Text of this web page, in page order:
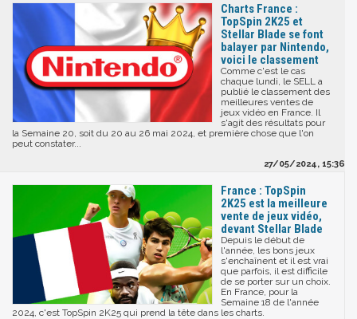
Charts France :
TopSpin 2K25 et
Stellar Blade se font
balayer par Nintendo,
voici le classement
Comme c'est le cas
chaque lundi, le SELL a
publié le classement des
meilleures ventes de
jeux vidéo en France. Il
s'agit des résultats pour
la Semaine 20, soit du 20 au 26 mai 2024, et première chose que l'on
peut constater...
27/05/2024, 15:36
France : TopSpin
2K25 est la meilleure
vente de jeux vidéo,
devant Stellar Blade
Depuis le début de
l'année, les bons jeux
s'enchaînent et il est vrai
que parfois, il est difficile
de se porter sur un choix.
En France, pour la
Semaine 18 de l'année
2024, c'est TopSpin 2K25 qui prend la tête dans les charts.